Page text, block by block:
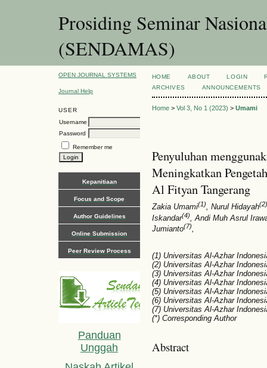
Prosiding Seminar
(SENDAMAS)
OPEN JOURNAL SYSTEMS
Journal Help
USER
Username
Password
Remember me
Kepanitiaan
Focus and Scope
Author Guidelines
Online Submission
Peer Review Process
Panduan
Unggah
HOME ABOUT LOGIN
ARCHIVES
ANNOUNCEMENTS
Home> Vol 3, No 1 (2023) > Umami
Penyuluhan
Meningkatkan
Al Fityan Tangerang
Zakia Umami(1), Nurul Hidayah(2)
Iskandar(4)
, Andi Muh Asrul
Jumianto(7)
(1) Universitas Al-Azhar
(2) Universitas Al-Azhar
(3) Universitas Al-Azhar
(4) Universitas Al-Azhar
(5) Universitas Al-Azhar
(6) Universitas Al-Azhar
(7) Universitas Al-Azhar
(*) Corresponding Author
Abstract